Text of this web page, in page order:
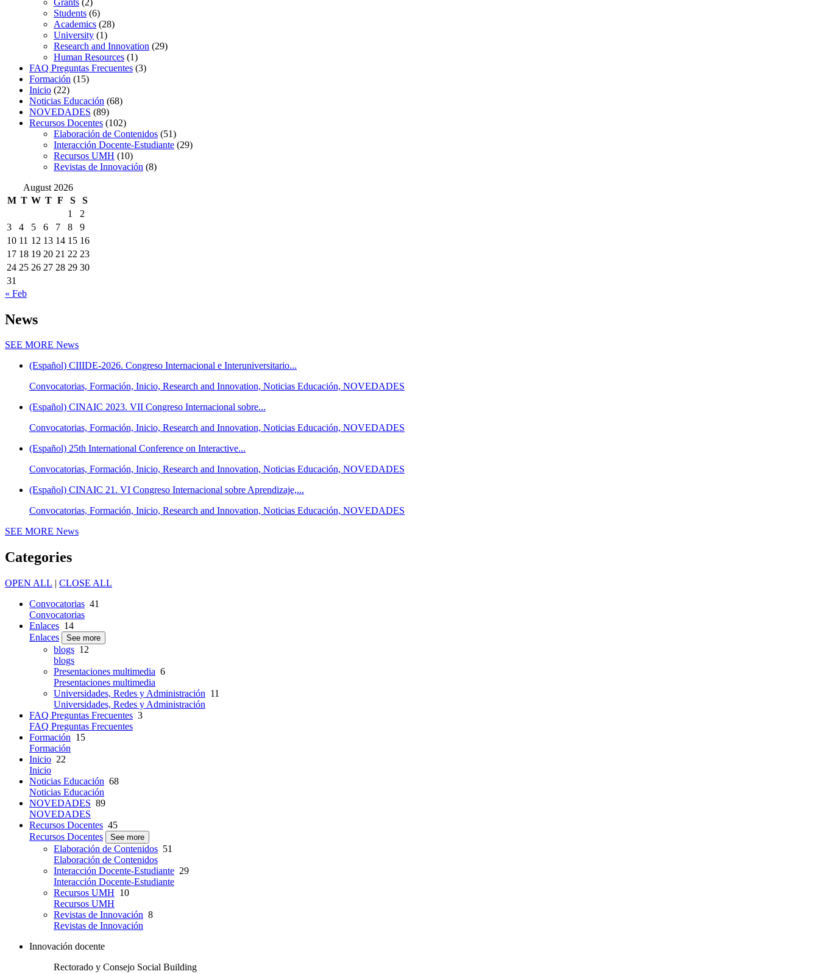
Students (6)
Academics (28)
University (1)
Research and Innovation (29)
Human Resources (1)
FAQ Preguntas Frecuentes (3)
Formación (15)
Inicio (22)
Noticias Educación (68)
NOVEDADES (89)
Recursos Docentes (102)
Elaboración de Contenidos (51)
Interacción Docente-Estudiante (29)
Recursos UMH (10)
Revistas de Innovación (8)
August 2026
M T W T F S
S
1
2
3
4 5 6 7 8
9
10 11 12 13 14 15 16
17 18 19 20 21 22 23
24 25 26 27 28 29 30
31
« Feb
News
SEE MORE News
(Español) CIIIDE-2026. Congreso Internacional e Interuniversitario...
Convocatorias, Formación, Inicio, Research and Innovation, Noticias Educación, NOVEDADES
(Español) CINAIC 2023. VII Congreso Internacional sobre...
Convocatorias, Formación, Inicio, Research and Innovation, Noticias Educación, NOVEDADES
(Español) 25th International Conference on Interactive...
Convocatorias, Formación, Inicio, Research and Innovation, Noticias Educación, NOVEDADES
(Español) CINAIC 21. VI Congreso Internacional sobre Aprendizaje,...
Convocatorias, Formación, Inicio, Research and Innovation, Noticias Educación, NOVEDADES
SEE MORE News
Categories
OPEN ALL | CLOSE ALL
Convocatorias 41
Convocatorias
Enlaces 14
Enlaces
See more
blogs 12
blogs
Presentaciones multimedia 6
Presentaciones multimedia
Universidades, Redes y Administración 11
Universidades, Redes y Administración
FAQ Preguntas Frecuentes 3
FAQ Preguntas Frecuentes
Formación 15
Formación
Inicio 22
Inicio
Noticias Educación 68
Noticias Educación
NOVEDADES 89
NOVEDADES
Recursos Docentes 45
Recursos Docentes
See more
Elaboración de Contenidos 51
Elaboración de Contenidos
Interacción Docente-Estudiante 29
Interacción Docente-Estudiante
Recursos UMH 10
Recursos UMH
Revistas de Innovación 8
Revistas de Innovación
Innovación docente
Rectorado y Consejo Social Building